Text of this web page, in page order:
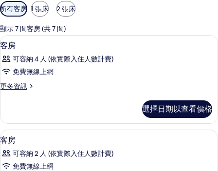
可
用
的
客
房
篩
選
件
所有客房 1 張床 2 張床
顯示 7 間客房 (共 7 間)
顯
示
客
的
有
相
片
低過敏寢具、書桌、遮光布/窗簾、隔
12
客房
可容納 4 人 (依實際入住人數計費)
免費無線上網
更多資訊
更
的
詳
情
選擇日期以查看價格
顯
示
客
低過敏寢具、書桌、遮光布/窗簾、隔
7
客房
可容納 2 人 (依實際入住人數計費)
免費無線上網